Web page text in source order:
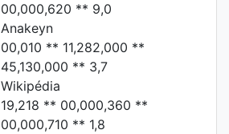
00,000,620 ** 9,0
Anakeyn
00,010 ** 11,282,000 **
45,130,000 ** 3,7
Wikipédia
19,218 ** 00,000,360 **
00,000,710 ** 1,8